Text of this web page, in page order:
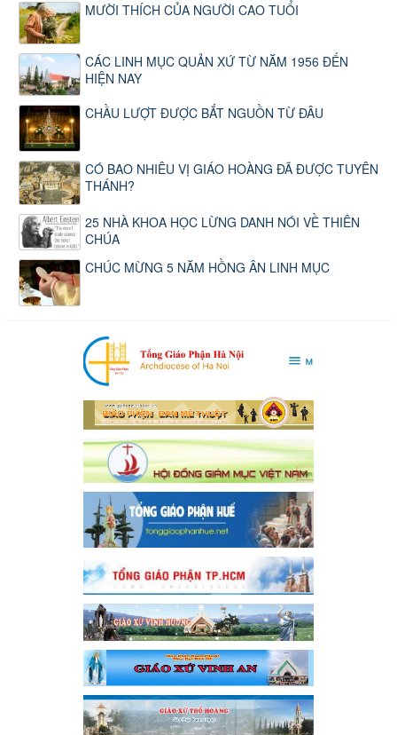
MƯỜI THÍCH CỦA NGƯỜI CAO TUỔI
CÁC LINH MỤC QUẢN XỨ TỪ NĂM 1956 ĐẾN
HIỆN NAY
CHẦU LƯỢT ĐƯỢC BẮT NGUỒN TỪ ĐÂU
CÓ BAO NHIÊU VỊ GIÁO HOÀNG ĐÃ ĐƯỢC TUYÊN
THÁNH?
25 NHÀ KHOA HỌC LỪNG DANH NÓI VỀ THIÊN
CHÚA
CHÚC MỪNG 5 NĂM HỒNG ÂN LINH MỤC